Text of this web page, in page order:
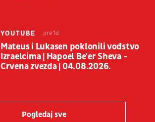
YOUTUBE pre 1d
Mateus i Lukasen poklonili vođstvo
Izraelcima | Hapoel Be'er Sheva -
Crvena zvezda | 04.08.2026.
Pogledaj sve